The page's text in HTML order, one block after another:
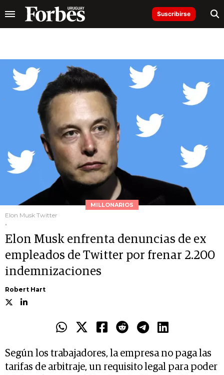
Suscribirse
MILLONARIOS
Elon Musk Twitter
.
Elon Musk enfrenta denuncias de ex
empleados de Twitter por frenar 2.200
indemnizaciones
Robert Hart
Según los trabajadores, la empresa no paga las
tarifas de arbitraje, un requisito legal para poder